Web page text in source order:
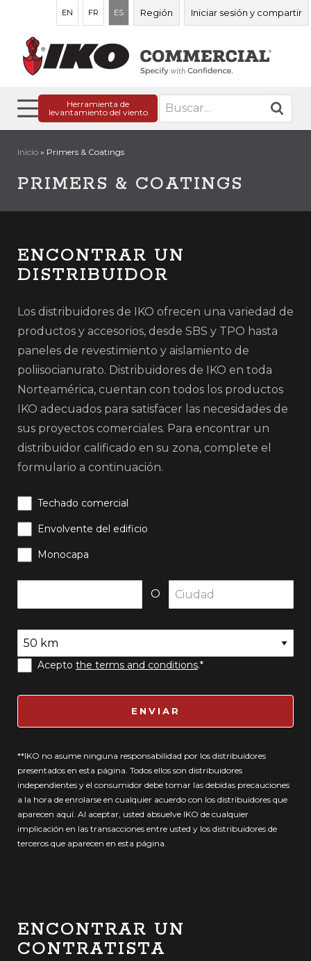
EN FR ES Región Iniciar sesión y compartir
Herramienta de
levantamiento del viento
Buscar:
Inicio » Primers & Coatings
PRIMERS & COATINGS
ENCONTRAR UN
DISTRIBUIDOR
Los distribuidores de IKO ofrecen una variedad de
productos y accesorios, desde SBS y TPO hasta
paneles de revestimiento y aislamiento de
poliisocianurato. Distribuidores de IKO en toda
Norteamérica, cuentan con todos los productos
IKO adecuados para satisfacer las necesidades de
sus proyectos comerciales. Para encontrar un
distribuidor calificado en su zona, complete el
formulario a continuación.
Techado comercial
Envolvente del edificio
Monocapa
O
Acepto the terms and conditions.*
ENVIAR
**IKO no asume ninguna responsabilidad por los distribuidores
presentados en esta página. Todos ellos son distribuidores
independientes y el consumidor debe tomar las debidas precauciones
a la hora de enrolarse en cualquier acuerdo con los distribuidores que
aparecen aquí. Al aceptar, usted absuelve IKO de cualquier
implicación en las transacciones entre usted y los distribuidores de
terceros que aparecen en esta página.
ENCONTRAR UN
CONTRATISTA